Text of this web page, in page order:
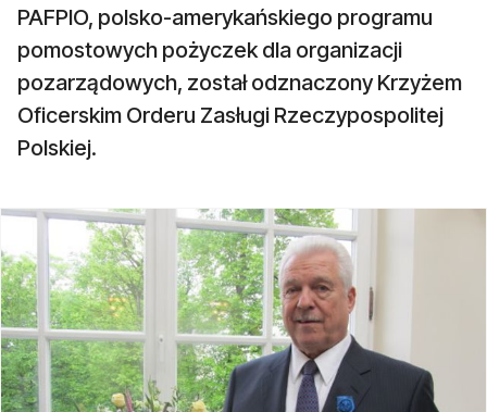
PAFPIO, polsko-amerykańskiego programu
pomostowych pożyczek dla organizacji
pozarządowych, został odznaczony Krzyżem
Oficerskim Orderu Zasługi Rzeczypospolitej
Polskiej.